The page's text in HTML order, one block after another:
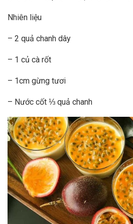
Nhiên liệu
– 2 quả chanh dây
– 1 củ cà rốt
– 1cm gừng tươi
– Nước cốt ⅓ quả chanh